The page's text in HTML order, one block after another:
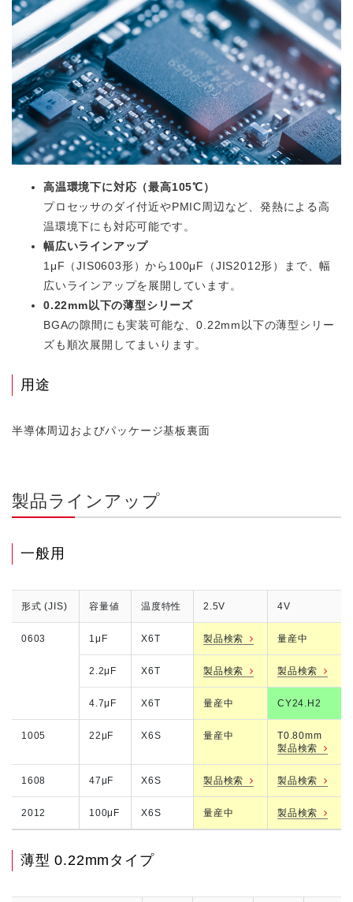
高温環境下に対応（最高105℃）
プロセッサのダイ付近やPMIC周辺など、発熱による高
温環境下にも対応可能です。
幅広いラインアップ
1μF（JIS0603形）から100μF（JIS2012形）まで、幅
広いラインアップを展開しています。
0.22mm以下の薄型シリーズ
BGAの隙間にも実装可能な、0.22mm以下の薄型シリー
ズも順次展開してまいります。
用途
半導体周辺およびパッケージ基板裏面
製品ラインアップ
一般用
形式 (JIS) 容量値 温度特性 2.5V 4V
0603 1μF X6T 製品検索 量産中
2.2μF X6T 製品検索 製品検索
4.7μF X6T 量産中 CY24.H2
1005 22μF X6S 量産中
T0.80mm
製品検索
1608 47μF X6S 製品検索 製品検索
2012 100μF X6S 量産中 製品検索
薄型 0.22mmタイプ